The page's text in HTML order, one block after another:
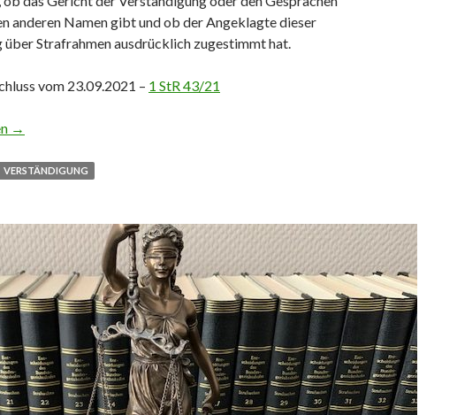
anderen Namen gibt und ob der Angeklagte dieser
Strafrahmen ausdrücklich zugestimmt hat.
vom 23.09.2021 – 1 StR 43/21
= Verständigung ohne Belehrung
→
VERSTÄNDIGUNG